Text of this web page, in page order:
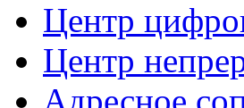
Центр
Центр